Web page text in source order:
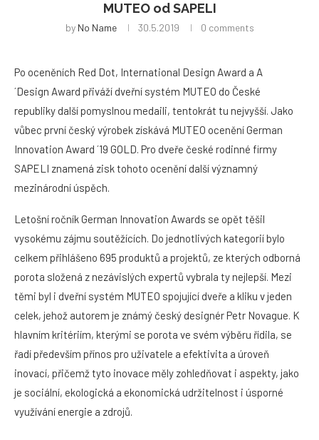
MUTEO od SAPELI
by No Name 30.5.2019 0 comments
Po oceněních Red Dot, International Design Award a A
´Design Award přiváží dveřní systém MUTEO do České
republiky další pomyslnou medaili, tentokrát tu nejvyšší. Jako
vůbec první český výrobek získává MUTEO ocenění German
Innovation Award ´19 GOLD. Pro dveře české rodinné firmy
SAPELI znamená zisk tohoto ocenění další významný
mezinárodní úspěch.
Letošní ročník German Innovation Awards se opět těšil
vysokému zájmu soutěžících. Do jednotlivých kategorií bylo
celkem přihlášeno 695 produktů a projektů, ze kterých odborná
porota složená z nezávislých expertů vybrala ty nejlepší. Mezi
těmi byl i dveřní systém MUTEO spojující dveře a kliku v jeden
celek, jehož autorem je známý český designér Petr Novague. K
hlavním kritériím, kterými se porota ve svém výběru řídila, se
řadí především přínos pro uživatele a efektivita a úroveň
inovací, přičemž tyto inovace měly zohledňovat i aspekty, jako
je sociální, ekologická a ekonomická udržitelnost i úsporné
využívání energie a zdrojů.